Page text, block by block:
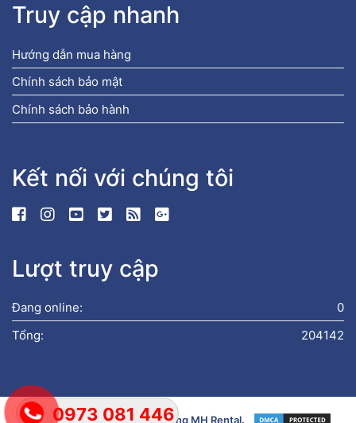
0973 081 446
Truy cập nhanh
Hướng dẫn mua hàng
Chính sách bảo mật
Chính sách bảo hành
Kết nối với chúng tôi
Lượt truy cập
0
Đang online:
204142
Tổng:
Bản quyền © 2019Xe Nâng Hàng MH Rental.